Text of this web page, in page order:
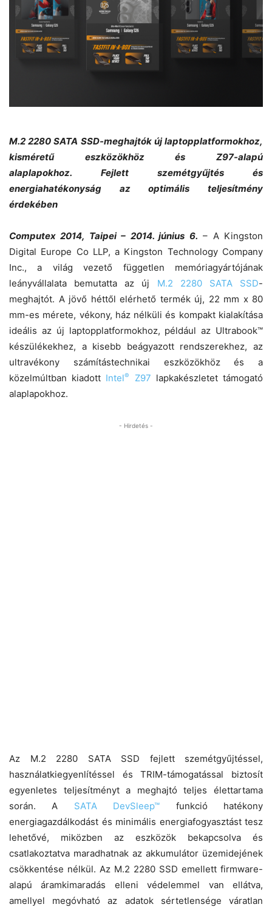
M.2 2280 SATA SSD-meghajtók új laptopplatformokhoz,
kisméretű eszközökhöz és Z97-alapú
alaplapokhoz. Fejlett szemétgyűjtés és
energiahatékonyság az optimális teljesítmény
érdekében
Computex 2014, Taipei – 2014. június 6. – A Kingston
Digital Europe Co LLP, a Kingston Technology Company
Inc., a világ vezető független memóriagyártójának
leányvállalata bemutatta az új M.2 2280 SATA SSD-
meghajtót. A jövő héttől elérhető termék új, 22 mm x 80
mm-es mérete, vékony, ház nélküli és kompakt kialakítása
ideális az új laptopplatformokhoz, például az Ultrabook™
készülékekhez, a kisebb beágyazott rendszerekhez, az
ultravékony számítástechnikai eszközökhöz és a
közelmúltban kiadott Intel® Z97 lapkakészletet támogató
alaplapokhoz.
- Hirdetés -
Az M.2 2280 SATA SSD fejlett szemétgyűjtéssel,
használatkiegyenlítéssel és TRIM-támogatással biztosít
egyenletes teljesítményt a meghajtó teljes élettartama
során. A SATA DevSleep™ funkció hatékony
energiagazdálkodást és minimális energiafogyasztást tesz
lehetővé, miközben az eszközök bekapcsolva és
csatlakoztatva maradhatnak az akkumulátor üzemidejének
csökkentése nélkül. Az M.2 2280 SSD emellett firmware-
alapú áramkimaradás elleni védelemmel van ellátva,
amellyel megóvható az adatok sértetlensége váratlan